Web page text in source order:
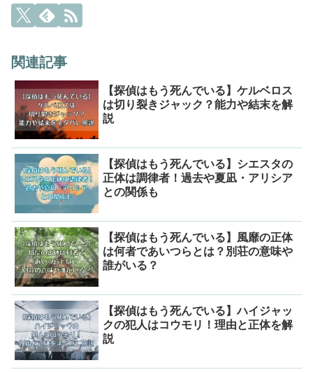
関連記事
【探偵はもう死んでいる】ケルベロス
は切り裂きジャック？能力や結末を解
説
【探偵はもう死んでいる】シエスタの
正体は調律者！過去や夏凪・アリシア
との関係も
【探偵はもう死んでいる】風靡の正体
は何者であいつらとは？別荘の意味や
誰がいる？
【探偵はもう死んでいる】ハイジャッ
クの犯人はコウモリ！理由と正体を解
説